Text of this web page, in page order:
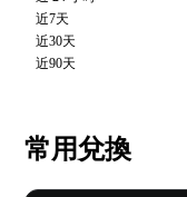
近7天
近30天
近90天
常用兌換